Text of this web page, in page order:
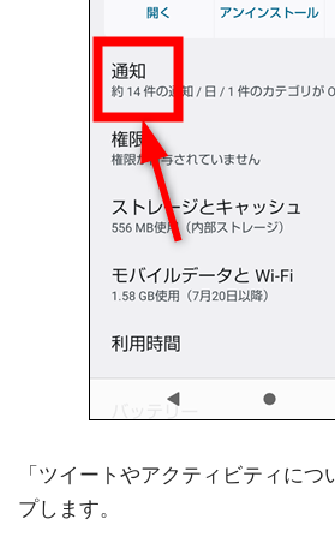
「ツイートやアクティビティにつ
プします。